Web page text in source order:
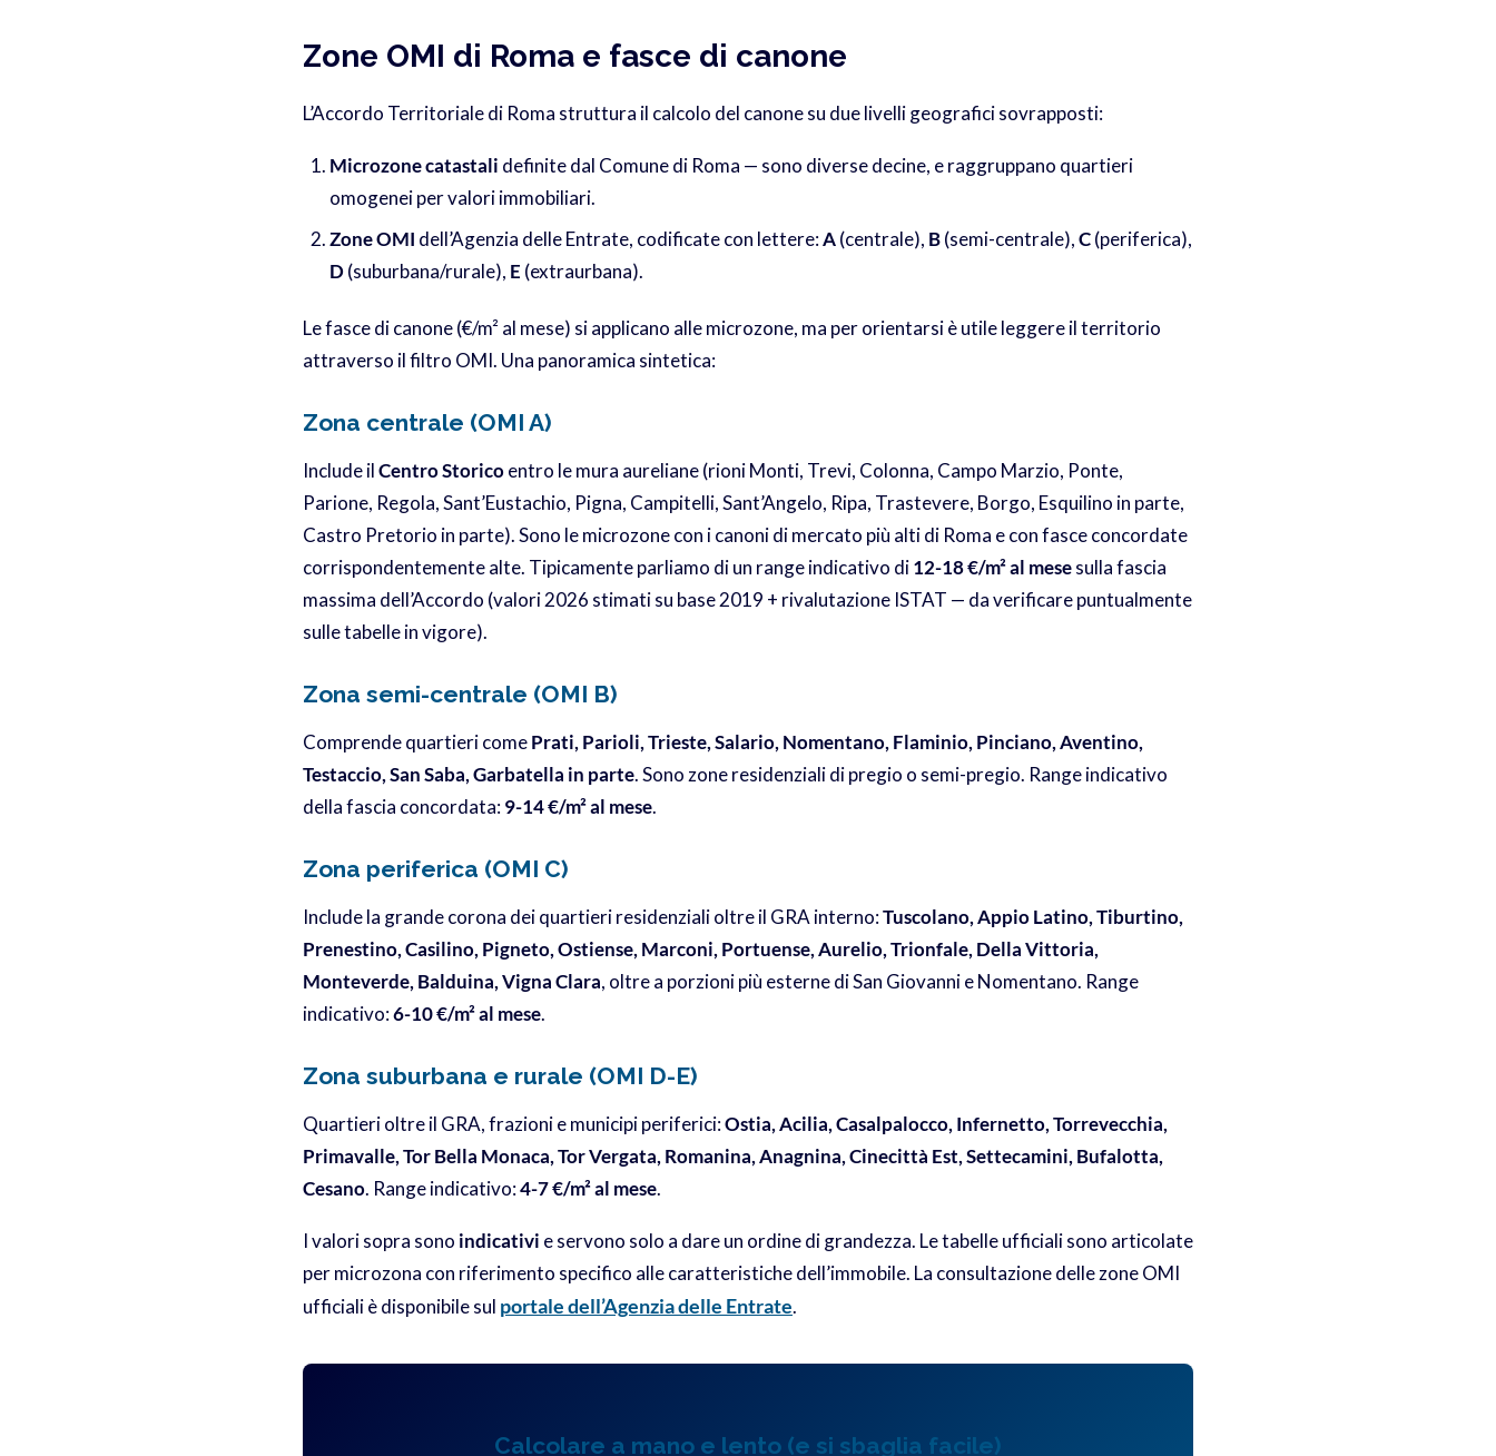
Zone OMI di Roma e fasce di canone
L’Accordo Territoriale di Roma struttura il calcolo del canone su due livelli geografici sovrapposti:
Microzone catastali definite dal Comune di Roma — sono diverse decine, e raggruppano quartieri
omogenei per valori immobiliari.
Zone OMI dell’Agenzia delle Entrate, codificate con lettere:A(centrale), B(semi-centrale),C(periferica),
D(suburbana/rurale), E (extraurbana).
Le fasce di canone (€/m² al mese) si applicano alle microzone, ma per orientarsi è utile leggere il territorio
attraverso il filtro OMI. Una panoramica sintetica:
Zona centrale (OMI A)
Include ilCentro Storicoentro le mura aureliane (rioni Monti, Trevi, Colonna, Campo Marzio, Ponte,
Parione, Regola, Sant’Eustachio, Pigna, Campitelli, Sant’Angelo, Ripa, Trastevere, Borgo, Esquilino in parte,
Castro Pretorio in parte). Sono le microzone con i canoni di mercato più alti di Roma e con fasce concordate
corrispondentemente alte. Tipicamente parliamo di un range indicativo di12-18 €/m² al mesesulla fascia
massima dell’Accordo (valori 2026 stimati su base 2019 + rivalutazione ISTAT — da verificare puntualmente
sulle tabelle in vigore).
Zona semi-centrale (OMI B)
Comprende quartieri comePrati, Parioli, Trieste, Salario, Nomentano, Flaminio, Pinciano, Aventino,
Testaccio, San Saba, Garbatella in parte. Sono zone residenziali di pregio o semi-pregio. Range indicativo
della fascia concordata:9-14 €/m² al mese.
Zona periferica (OMI C)
Include la grande corona dei quartieri residenziali oltre il GRA interno:Tuscolano, Appio Latino, Tiburtino,
Prenestino, Casilino, Pigneto, Ostiense, Marconi, Portuense, Aurelio, Trionfale, Della Vittoria,
Monteverde, Balduina, Vigna Clara, oltre a porzioni più esterne di San Giovanni e Nomentano. Range
indicativo:6-10 €/m² al mese.
Zona suburbana e rurale (OMI D-E)
Quartieri oltre il GRA, frazioni e municipi periferici:Ostia, Acilia, Casalpalocco, Infernetto, Torrevecchia,
Primavalle, Tor Bella Monaca, Tor Vergata, Romanina, Anagnina, Cinecittà Est, Settecamini, Bufalotta,
Cesano. Range indicativo:4-7 €/m² al mese.
I valori sopra sono indicativi e servono solo a dare un ordine di grandezza. Le tabelle ufficiali sono articolate
per microzona con riferimento specifico alle caratteristiche dell’immobile. La consultazione delle zone OMI
ufficiali è disponibile sul portale dell’Agenzia delle Entrate.
Calcolare a mano e lento (e si sbaglia facile)